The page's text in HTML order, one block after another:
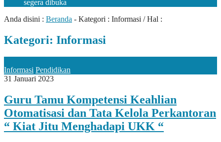
segera dibuka
Anda disini : Beranda - Kategori : Informasi / Hal :
Kategori: Informasi
Informasi Pendidikan
31 Januari 2023
Guru Tamu Kompetensi Keahlian
Otomatisasi dan Tata Kelola Perkantoran
“ Kiat Jitu Menghadapi UKK “